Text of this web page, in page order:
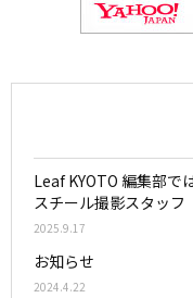
Leaf KYOTO 編集部
スチール撮影スタッフ
2025.9.17
お知らせ
2024.4.22